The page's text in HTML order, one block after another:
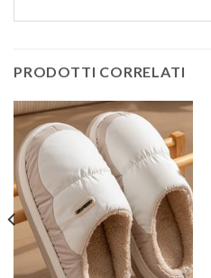
PRODOTTI CORRELATI